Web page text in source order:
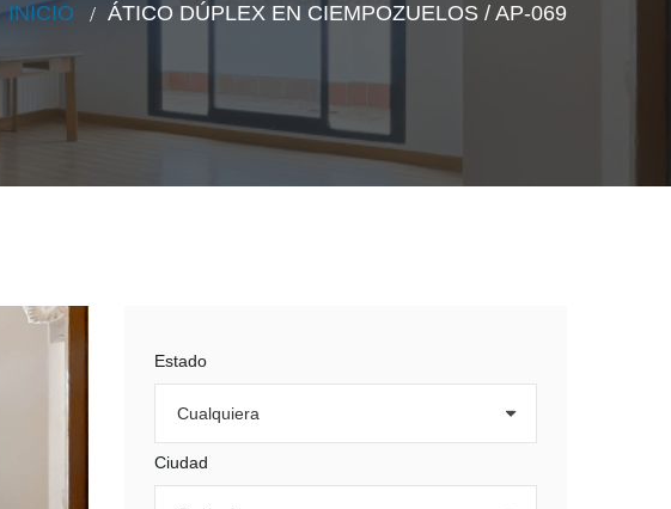
INICIO ÁTICO DÚPLEX EN CIEMPOZUELOS / AP-069
Estado
Ciudad